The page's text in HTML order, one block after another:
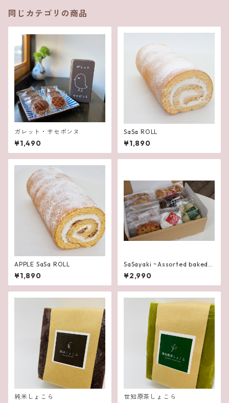
同じカテゴリの商品
ガレット・サセボンヌ
¥1,490
SaSa ROLL
¥1,890
APPLE SaSa ROLL
¥1,890
SaSayaki ~Assorted baked s
weets~
¥2,990
純米しょこら 世知原茶しょこら